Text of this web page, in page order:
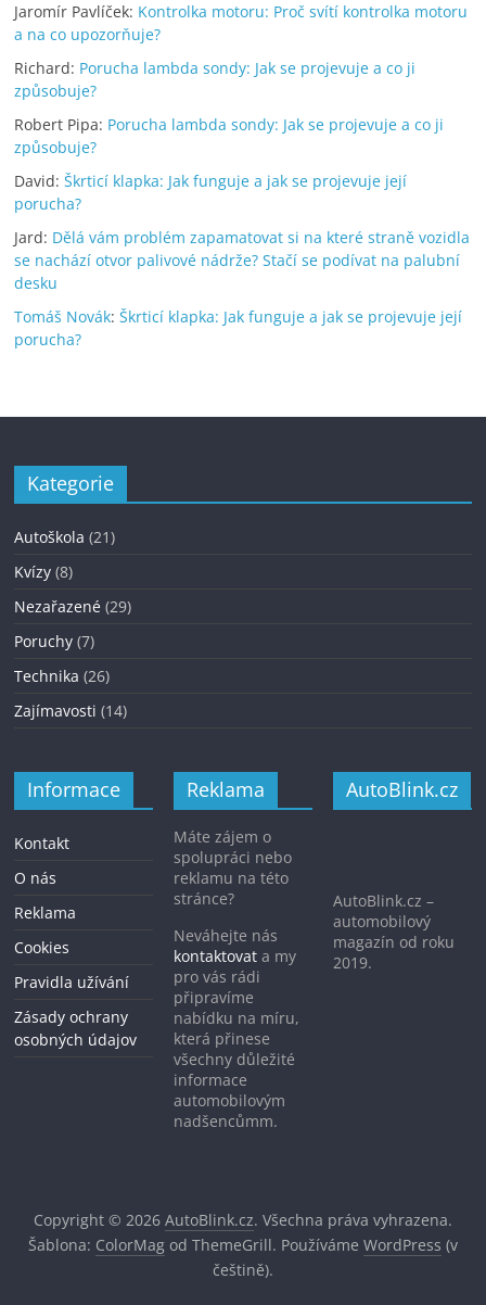
Jaromír Pavlíček: Kontrolka motoru: Proč svítí kontrolka motoru
a na co upozorňuje?
Richard: Porucha lambda sondy: Jak se projevuje a co ji
způsobuje?
Robert Pipa: Porucha lambda sondy: Jak se projevuje a co ji
způsobuje?
David:Škrticí klapka: Jak funguje a jak se projevuje její
porucha?
Jard: Dělá vám problém zapamatovat si na které straně vozidla
se nachází otvor palivové nádrže? Stačí se podívat na palubní
desku
Tomáš Novák:Škrticí klapka: Jak funguje a jak se projevuje její
porucha?
Kategorie
Autoškola (21)
Kvízy (8)
Nezařazené (29)
Poruchy (7)
Technika (26)
Zajímavosti (14)
Informace
Kontakt
O nás
Reklama
Cookies
Pravidla užívání
Zásady ochrany
osobných údajov
Reklama
Máte zájem o
spolupráci nebo
reklamu na této
stránce?
Neváhejte nás
kontaktovat a my
pro vás rádi
připravíme
nabídku na míru,
která přinese
všechny důležité
informace
automobilovým
nadšencůmm.
AutoBlink.cz
AutoBlink.cz –
automobilový
magazín od roku
2019.
Copyright © 2026 AutoBlink.cz. Všechna práva vyhrazena.
Šablona: ColorMagod ThemeGrill. Používáme WordPress (v
češtině).